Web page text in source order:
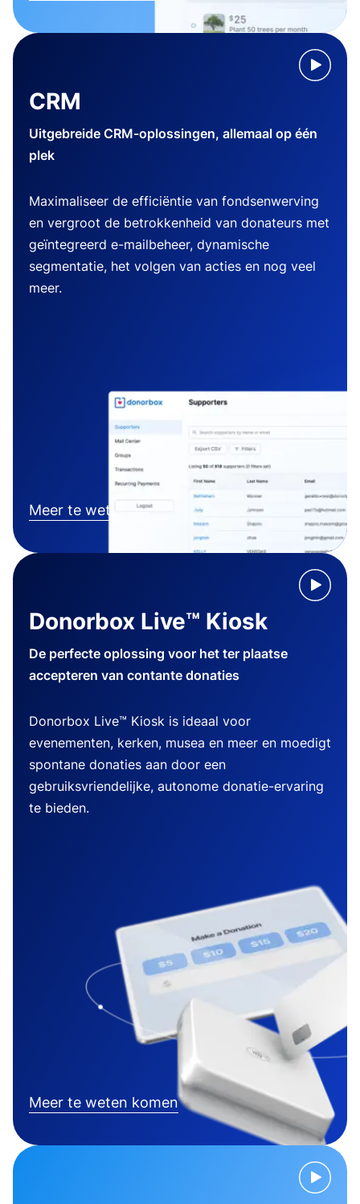
CRM
Uitgebreide CRM-oplossingen, allemaal op één
plek
Maximaliseer de efficiëntie van fondsenwerving
en vergroot de betrokkenheid van donateurs met
geïntegreerd e-mailbeheer, dynamische
segmentatie, het volgen van acties en nog veel
meer.
Meer te weten komen
Donorbox Live™ Kiosk
De perfecte oplossing voor het ter plaatse
accepteren van contante donaties
Donorbox Live™ Kiosk is ideaal voor
evenementen, kerken, musea en meer en moedigt
spontane donaties aan door een
gebruiksvriendelijke, autonome donatie-ervaring
te bieden.
Meer te weten komen